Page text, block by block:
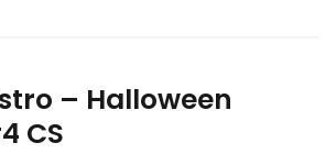
– Halloween
CS